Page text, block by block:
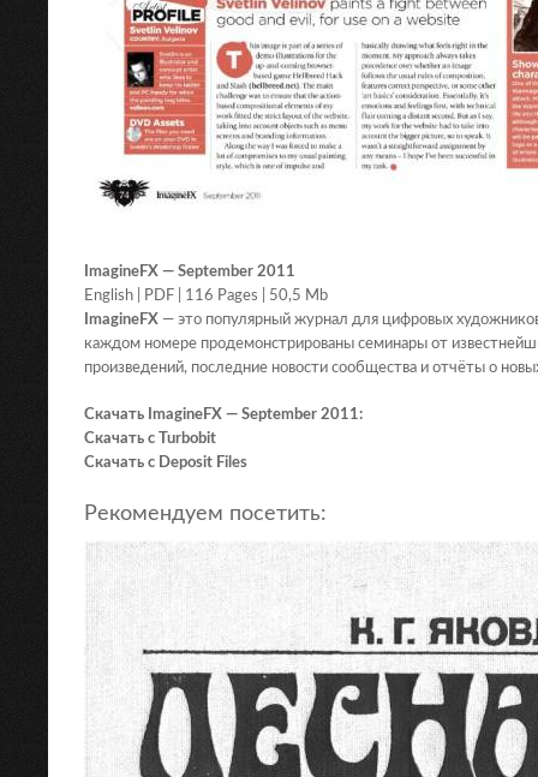
ImagineFX — September 2011
English | PDF | 116 Pages | 50,5 Mb
ImagineFX — это популярный журнал для цифровых
каждом номере продемонстрированы семинары от
произведений, последние новости сообщества и отчёты о
Скачать ImagineFX — September 2011:
Скачать с Turbobit
Скачать с Deposit Files
Рекомендуем посетить: